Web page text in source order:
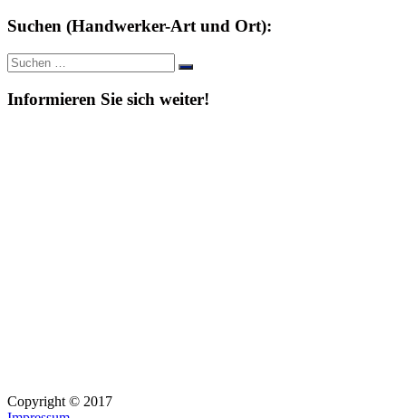
Suchen (Handwerker-Art und Ort):
Suche
nach:
Suchen
Informieren Sie sich weiter!
Copyright © 2017